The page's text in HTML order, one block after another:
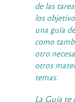
de las
los
una guía
como
otro
otros
temas.
La Guía te